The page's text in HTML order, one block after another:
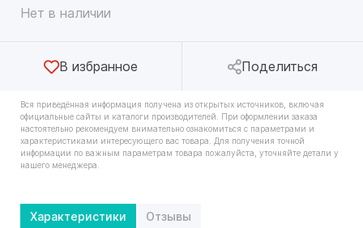
Нет в наличии
В избранное Поделиться
Вся приведённая информация получена из открытых источников, включая
официальные сайты и каталоги производителей. При оформлении заказа
настоятельно рекомендуем внимательно ознакомиться с параметрами и
характеристиками интересующего вас товара. Для получения точной
информации по важным параметрам товара пожалуйста, уточняйте детали у
нашего менеджера.
Характеристики Отзывы